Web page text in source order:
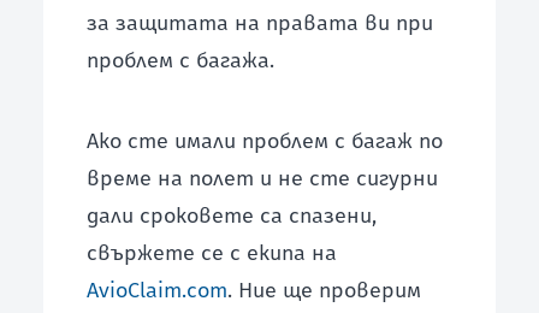
за защитата на правата ви при
проблем с багажа.
Ако сте имали проблем с багаж по
време на полет и не сте сигурни
дали сроковете са спазени,
свържете се с екипа на
AvioClaim.com. Ние ще проверим